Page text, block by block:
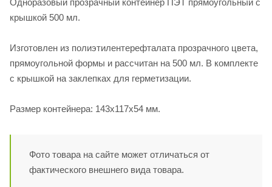
Одноразовый прозрачный контейнер ПЭТ прямоугольный с
крышкой 500 мл.
Изготовлен из полиэтилентерефталата прозрачного цвета,
прямоугольной формы и рассчитан на 500 мл. В комплекте
с крышкой на заклепках для герметизации.
Размер контейнера: 143х117х54 мм.
Фото товара на сайте может отличаться от
фактического внешнего вида товара.